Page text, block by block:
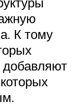
К тому
добавляют